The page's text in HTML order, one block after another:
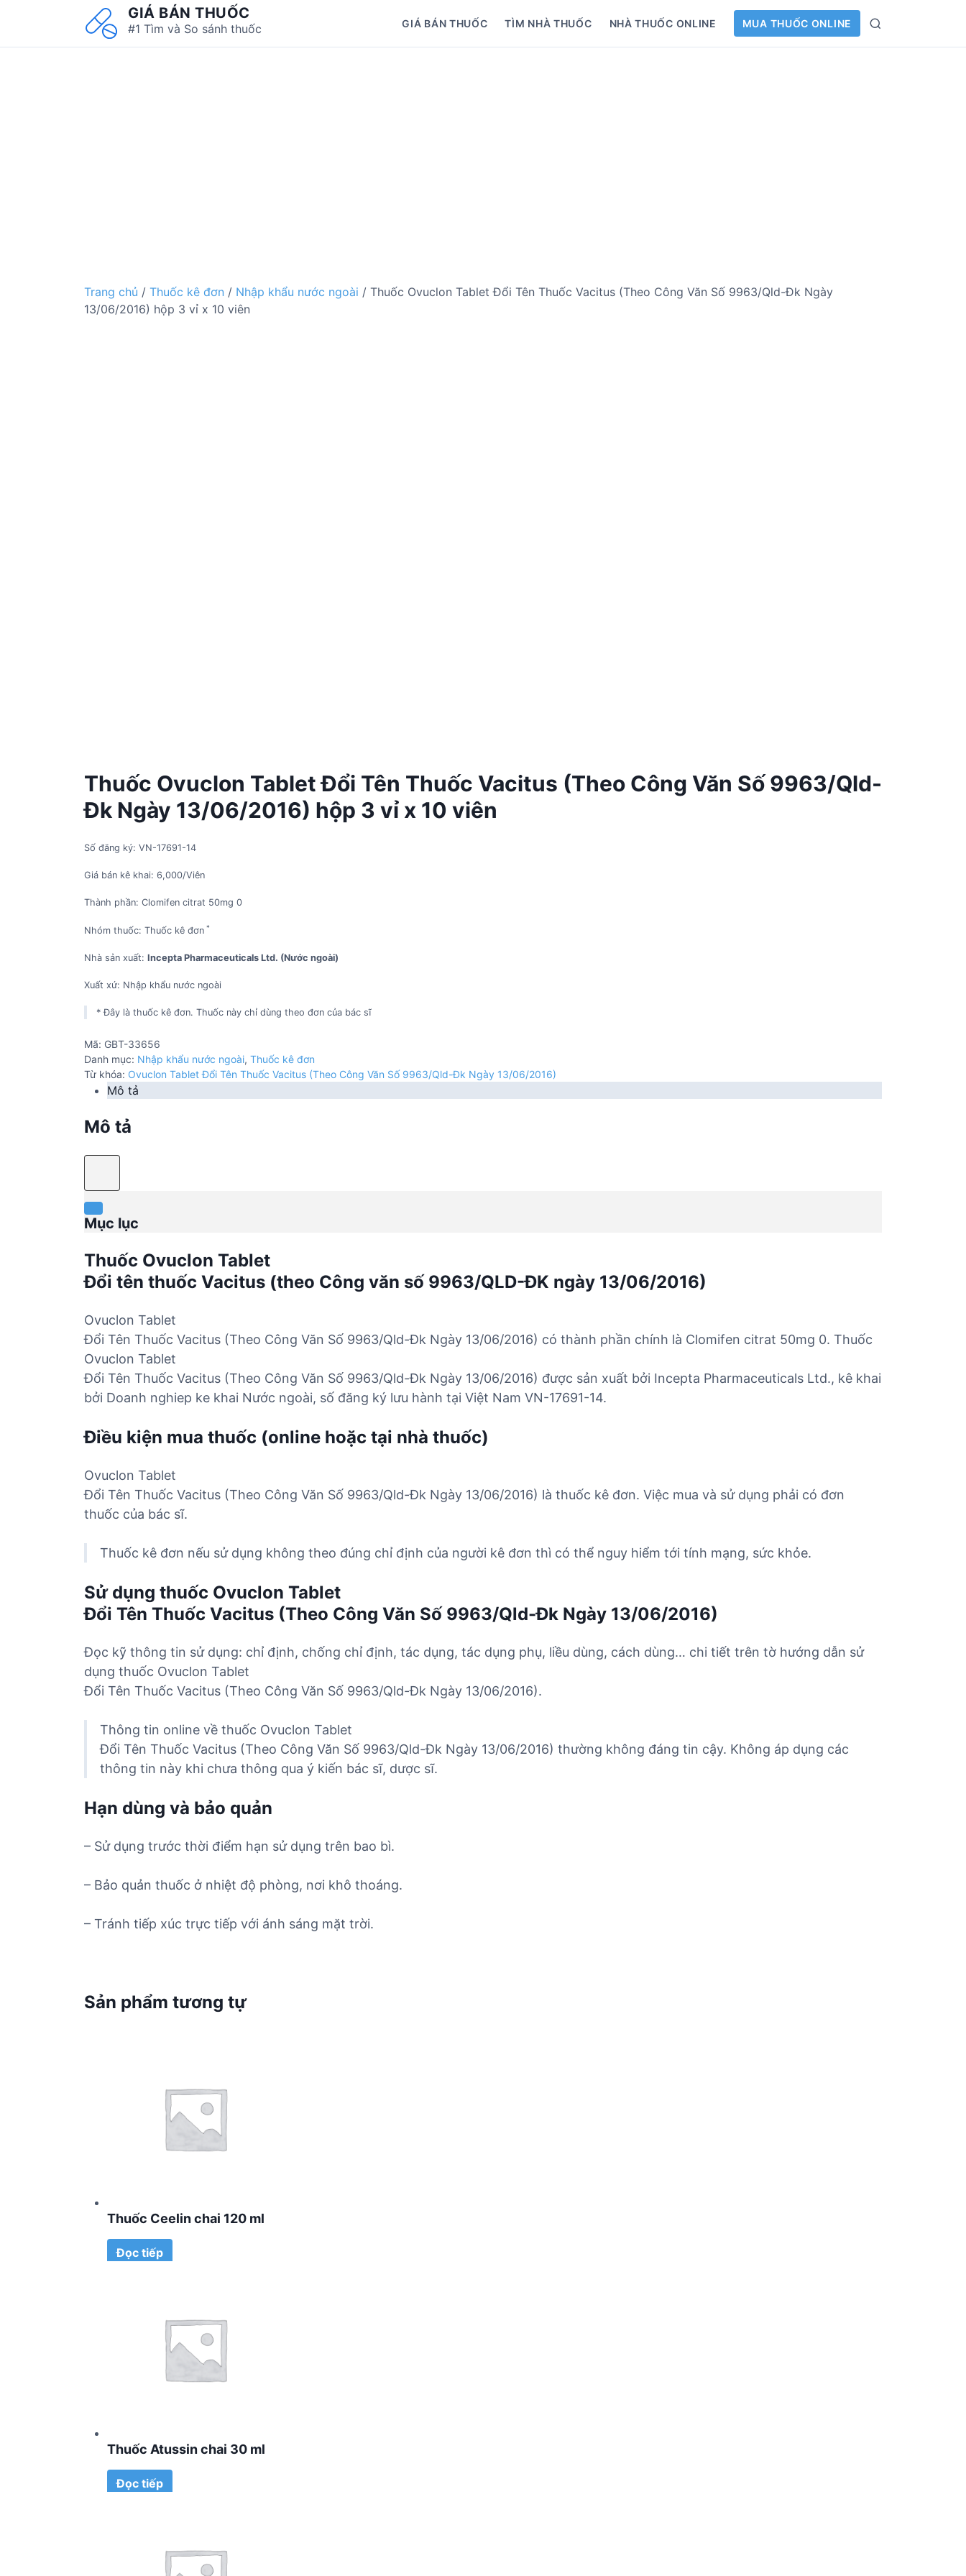
GIÁ BÁN THUỐC
#1 Tìm và So sánh thuốc GIÁ BÁN THUỐC TÌM NHÀ THUỐC NHÀ THUỐC ONLINE MUA THUỐC ONLINE
S
Trang chủ / Thuốc kê đơn / Nhập khẩu nước ngoài / Thuốc Ovuclon Tablet Đổi Tên Thuốc Vacitus (Theo Công Văn Số 9963/Qld-Đk Ngày
13/06/2016) hộp 3 vỉ x 10 viên
Thuốc Ovuclon Tablet Đổi Tên Thuốc Vacitus (Theo Công Văn Số 9963/Qld-
Đk Ngày 13/06/2016) hộp 3 vỉ x 10 viên
Số đăng ký: VN-17691-14
Giá bán kê khai: 6,000/Viên
Thành phần: Clomifen citrat 50mg 0
Nhóm thuốc: Thuốc kê đơn *
Nhà sản xuất: Incepta Pharmaceuticals Ltd. (Nước ngoài)
Xuất xứ: Nhập khẩu nước ngoài
* Đây là thuốc kê đơn. Thuốc này chỉ dùng theo đơn của bác sĩ
Mã: GBT-33656
Danh mục: Nhập khẩu nước ngoài, Thuốc kê đơn
Từ khóa: Ovuclon Tablet Đổi Tên Thuốc Vacitus (Theo Công Văn Số 9963/Qld-Đk Ngày 13/06/2016)
Mô tả
Mô tả
Mục lục
Thuốc Ovuclon Tablet
Đổi tên thuốc Vacitus (theo Công văn số 9963/QLD-ĐK ngày 13/06/2016)
Ovuclon Tablet
Đổi Tên Thuốc Vacitus (Theo Công Văn Số 9963/Qld-Đk Ngày 13/06/2016) có thành phần chính là Clomifen citrat 50mg 0. Thuốc
Ovuclon Tablet
Đổi Tên Thuốc Vacitus (Theo Công Văn Số 9963/Qld-Đk Ngày 13/06/2016) được sản xuất bởi Incepta Pharmaceuticals Ltd., kê khai
bởi Doanh nghiep ke khai Nước ngoài, số đăng ký lưu hành tại Việt Nam VN-17691-14.
Điều kiện mua thuốc (online hoặc tại nhà thuốc)
Ovuclon Tablet
Đổi Tên Thuốc Vacitus (Theo Công Văn Số 9963/Qld-Đk Ngày 13/06/2016) là thuốc kê đơn. Việc mua và sử dụng phải có đơn
thuốc của bác sĩ.
Thuốc kê đơn nếu sử dụng không theo đúng chỉ định của người kê đơn thì có thể nguy hiểm tới tính mạng, sức khỏe.
Sử dụng thuốc Ovuclon Tablet
Đổi Tên Thuốc Vacitus (Theo Công Văn Số 9963/Qld-Đk Ngày 13/06/2016)
Đọc kỹ thông tin sử dụng: chỉ định, chống chỉ định, tác dụng, tác dụng phụ, liều dùng, cách dùng… chi tiết trên tờ hướng dẫn sử
dụng thuốc Ovuclon Tablet
Đổi Tên Thuốc Vacitus (Theo Công Văn Số 9963/Qld-Đk Ngày 13/06/2016).
Thông tin online về thuốc Ovuclon Tablet
Đổi Tên Thuốc Vacitus (Theo Công Văn Số 9963/Qld-Đk Ngày 13/06/2016) thường không đáng tin cậy. Không áp dụng các
thông tin này khi chưa thông qua ý kiến bác sĩ, dược sĩ.
Hạn dùng và bảo quản
– Sử dụng trước thời điểm hạn sử dụng trên bao bì.
– Bảo quản thuốc ở nhiệt độ phòng, nơi khô thoáng.
– Tránh tiếp xúc trực tiếp với ánh sáng mặt trời.
Sản phẩm tương tự
Thuốc Ceelin chai 120 ml
Đọc tiếp
Thuốc Atussin chai 30 ml
Đọc tiếp